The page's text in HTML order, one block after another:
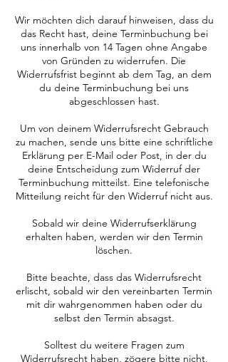
Wir möchten dich darauf hinweisen, dass du
das Recht hast, deine Terminbuchung bei
uns innerhalb von 14 Tagen ohne Angabe
von Gründen zu widerrufen. Die
Widerrufsfrist beginnt ab dem Tag, an dem
du deine Terminbuchung bei uns
abgeschlossen hast.
Um von deinem Widerrufsrecht Gebrauch
zu machen, sende uns bitte eine schriftliche
Erklärung per E-Mail oder Post, in der du
deine Entscheidung zum Widerruf der
Terminbuchung mitteilst. Eine telefonische
Mitteilung reicht für den Widerruf nicht aus.
Sobald wir deine Widerrufserklärung
erhalten haben, werden wir den Termin
löschen.
Bitte beachte, dass das Widerrufsrecht
erlischt, sobald wir den vereinbarten Termin
mit dir wahrgenommen haben oder du
selbst den Termin absagst.
Solltest du weitere Fragen zum
Widerrufsrecht haben, zögere bitte nicht,